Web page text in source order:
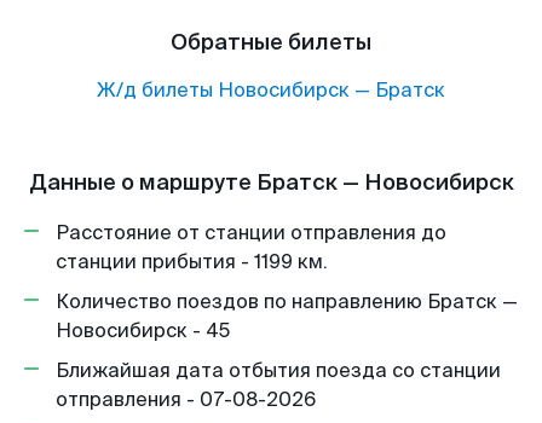
Обратные билеты
Ж/д билеты Новосибирск — Братск
Данные о маршруте Братск — Новосибирск
Расстояние от станции отправления до
станции прибытия - 1199 км.
Количество поездов по направлению Братск —
Новосибирск - 45
Ближайшая дата отбытия поезда со станции
отправления - 07-08-2026